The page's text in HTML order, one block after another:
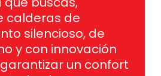
silencioso, de
y con innovación
un confort
todo el año.